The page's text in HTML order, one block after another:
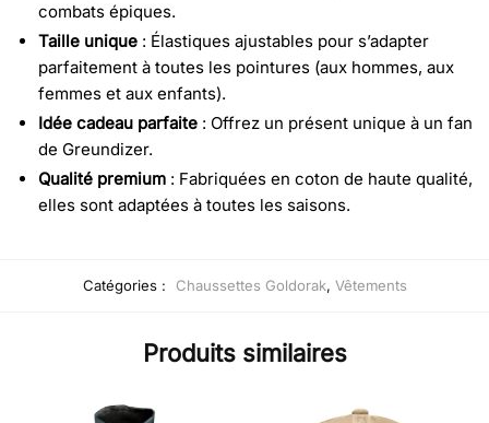
combats épiques.
Taille unique : Élastiques ajustables pour s’adapter
parfaitement à toutes les pointures (aux hommes, aux
femmes et aux enfants).
Idée cadeau parfaite : Offrez un présent unique à un fan
de Greundizer.
Qualité premium : Fabriquées en coton de haute qualité,
elles sont adaptées à toutes les saisons.
Catégories : Chaussettes Goldorak, Vêtements
Produits similaires